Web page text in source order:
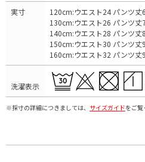
実寸
120cm:ウエスト24 パンツ
130cm:ウエスト26 パンツ丈
140cm:ウエスト28 パンツ
150cm:ウエスト30 パンツ
160cm:ウエスト32 パンツ
洗濯表示
※採寸の詳細につきましては、 サイズガイドをご覧